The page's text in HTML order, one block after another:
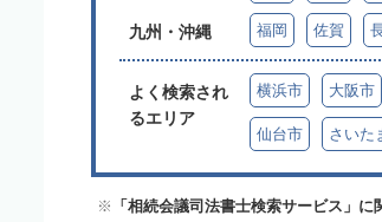
九州・沖縄 福岡 佐賀
よく検索され
るエリア
横浜市 大阪市
仙台市 さいた
「相続会議司法書士検索サービス」